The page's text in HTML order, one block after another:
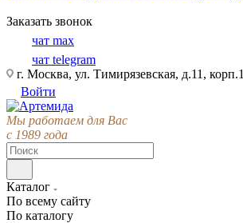
Заказать звонок
чат max
чат telegram
г. Москва, ул. Тимирязевская, д.11, корп.1
Войти
Мы работаем для Вас
с 1989 года
Каталог
По всему сайту
По каталогу